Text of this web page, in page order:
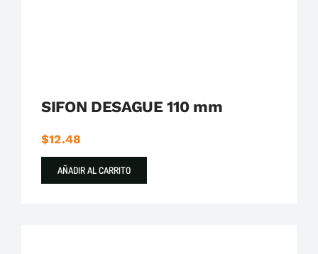
SIFON DESAGUE 110 mm
$12.48
AÑADIR AL CARRITO